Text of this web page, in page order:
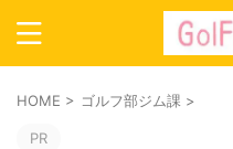
HOME > ゴルフ部ジム課 >
PR